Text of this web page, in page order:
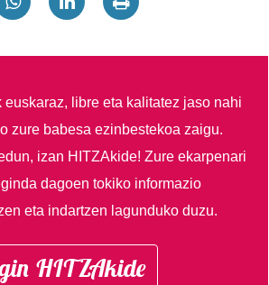
libre eta kalitatez jaso nahi
zure babesa ezinbestekoa zaigu.
izan HITZAkide!Zure ekarpenari
dagoen tokiko informazio
eta indartzen lagunduko duzu.
HITZAkide